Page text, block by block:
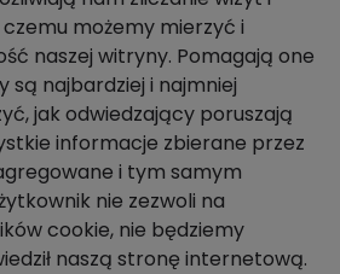
czemu możemy mierzyć i
naszej witryny. Pomagają one
są najbardziej i najmniej
jak odwiedzający poruszają
informacje zbierane przez
i tym samym
nie zezwoli na
cookie, nie będziemy
naszą stronę internetową.